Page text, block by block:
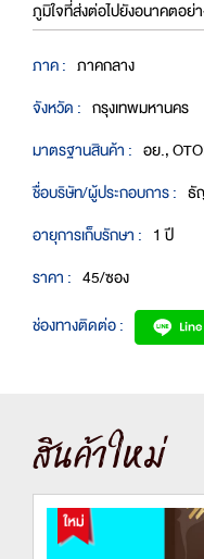
ภูมิใจที่ส่งต่อไปยังอนาคตอย่
ภาค : ภาคกลาง
จังหวัด : กรุงเทพมหานคร
มาตรฐานสินค้า : อย.,
ชื่อบริษัท/ผู้ประกอบการ : ธั
อายุการเก็บรักษา : 1 ปี
ราคา : 45/ซอง
ช่องทางติดต่อ :
สินค้าใหม่